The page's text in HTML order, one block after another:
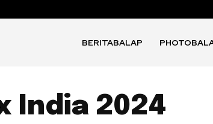
BERITABALAP
India 2024